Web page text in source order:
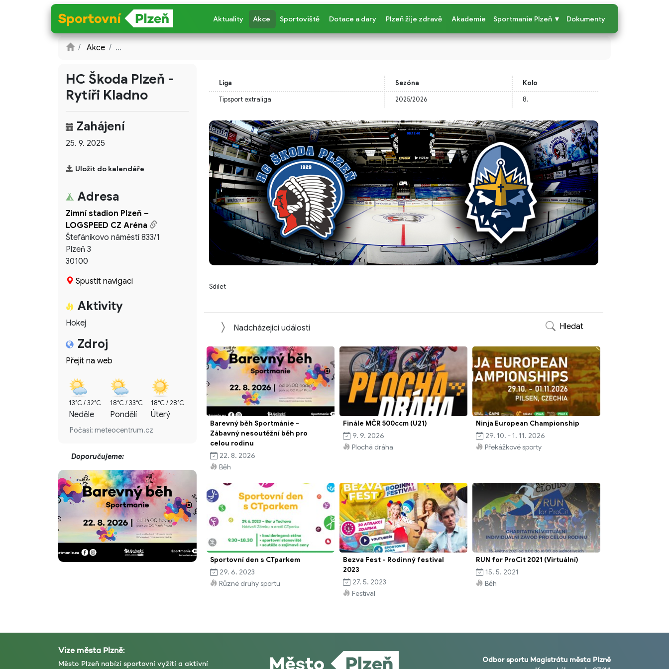
Aktuality Akce Sportoviště Dotace a dary Plzeň žije zdravě Akademie Sportmanie Plzeň ▼ Dokumenty
Akce ...
HC Škoda Plzeň -
Rytíři Kladno
Zahájení
25. 9. 2025
Uložit do kalendáře
Adresa
Zimní stadion Plzeň –
LOGSPEED CZ Aréna
Štefánikovo náměstí 833/1
Plzeň 3
30100
Spustit navigaci
Aktivity
Hokej
Zdroj
Přejít na web
13°C / 32°C
Neděle
18°C / 33°C
Pondělí
18°C / 28°C
Úterý
Počasí: meteocentrum.cz
Doporučujeme:
Liga Sezóna Kolo
Tipsport extraliga 2025/2026 8.
Sdílet
Nadcházející události Hledat
Barevný běh Sportmánie -
Zábavný nesoutěžní běh pro
celou rodinu
22. 8. 2026
Běh
Finále MČR 500ccm (U21)
9. 9. 2026
Plochá dráha
Ninja European Championship
29. 10. - 1. 11. 2026
Překážkové sporty
Sportovní den s CTparkem
29. 6. 2023
Různé druhy sportu
Bezva Fest - Rodinný festival
2023
27. 5. 2023
Festival
RUN for ProCit 2021 (Virtuální)
15. 5. 2021
Běh
Vize města Plzně:
Město Plzeň nabízí sportovní vyžití a aktivní
Odbor sportu Magistrátu města Plzně